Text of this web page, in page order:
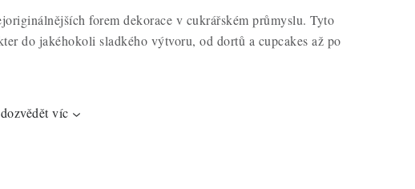
forem dekorace v cukrářském průmyslu. Tyto
do jakéhokoli sladkého výtvoru, od dortů a cupcakes až po
víc